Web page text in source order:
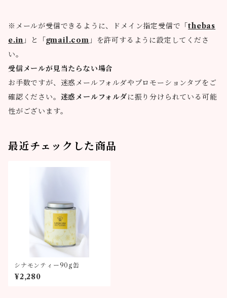
※メールが受信できるように、ドメイン指定受信で「thebas
e.in 」と「gmail.com 」を許可するように設定してくださ
い。
受信メールが見当たらない場合
お手数ですが、迷惑メールフォルダやプロモーションタブをご
確認ください。 迷惑メールフォルダに振り分けられている可能
性がございます。
最近チェックした商品
シナモンティー90g缶
¥2,280